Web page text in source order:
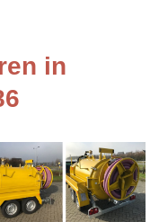
in